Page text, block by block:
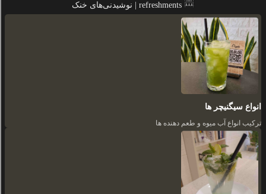
نوشیدنی‌های خنک | refreshments
انواع سیگنیچر ها
ترکیب انواع آب میوه و طعم دهنده ها